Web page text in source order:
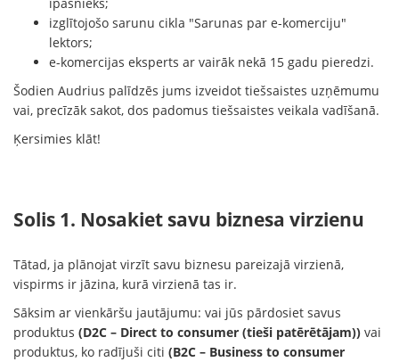
izglītojošo sarunu cikla "Sarunas par e-komerciju"
lektors;
e-komercijas eksperts ar vairāk nekā 15 gadu pieredzi.
Šodien Audrius palīdzēs jums izveidot tiešsaistes uzņēmumu
vai, precīzāk sakot, dos padomus tiešsaistes veikala vadīšanā.
Ķersimies klāt!
Solis 1. Nosakiet savu biznesa virzienu
Tātad, ja plānojat virzīt savu biznesu pareizajā virzienā,
vispirms ir jāzina, kurā virzienā tas ir.
Sāksim ar vienkāršu jautājumu: vai jūs pārdosiet savus
produktus (D2C – Direct to consumer (tieši patērētājam)) vai
produktus, ko radījuši citi (B2C – Business to consumer